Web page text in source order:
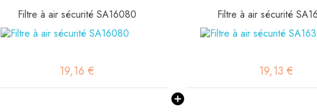
Filtre à air sécurité SA16080
19,16 €
Filtre à air sécurité
19,13 €